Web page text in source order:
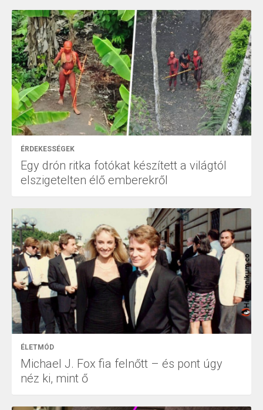
ÉRDEKESSÉGEK
Egy drón ritka fotókat készített a világtól
elszigetelten élő emberekről
ÉLETMÓD
Michael J. Fox fia felnőtt – és pont úgy
néz ki, mint ő